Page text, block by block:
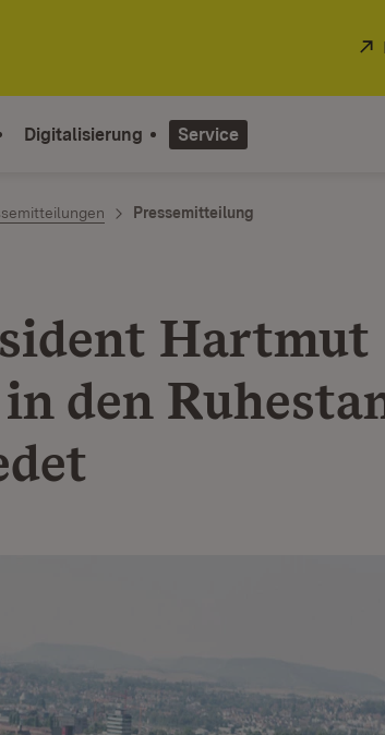
Digitalisierung Service
Pressemitteilung
Hartmut
den